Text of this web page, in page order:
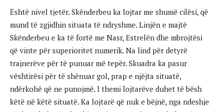
Është nivel tjetër. Skënderbeu ka lojtar me shumë cilësi, që
mund të zgjidhin situata të ndryshme. Linjën e majtë
Skënderbeu e ka të fortë me Nasr, Estrelën dhe mbrojtësi
që vinte për superioritet numerik. Na lind për detyrë
trajnerëve për të punuar më tepër. Skuadra ka pasur
vështirësi për të shënuar gol, prap e njëjta situatë,
ndërkohë që ne punojmë. I themi lojtarëve duhet të bësh
këtë në këtë situatë. Ka lojtarë që nuk e bëjnë, nga ndeshje